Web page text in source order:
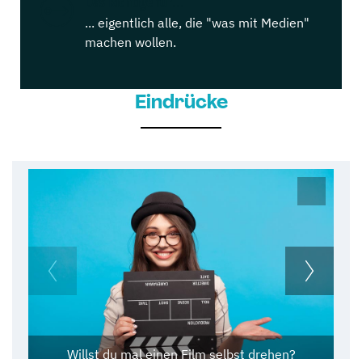
... eigentlich alle, die "was mit Medien"
machen wollen.
Eindrücke
Willst du mal einen Film selbst drehen?